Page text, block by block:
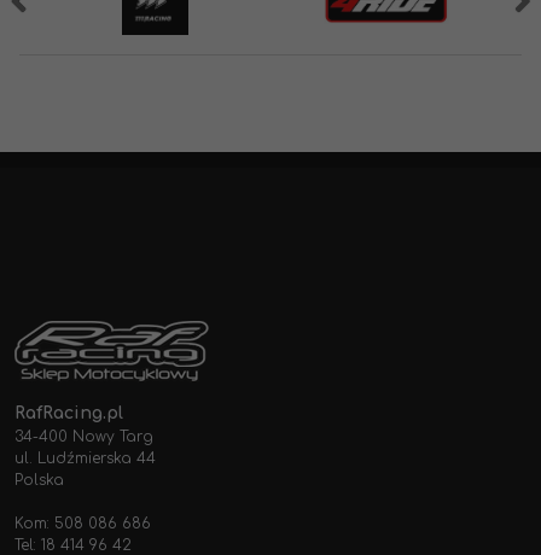
RafRacing.pl
34-400 Nowy Targ
ul. Ludźmierska 44
Polska
Kom: 508 086 686
Tel: 18 414 96 42